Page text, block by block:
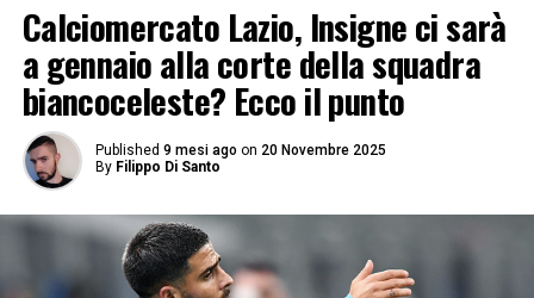
Calciomercato Lazio, Insigne ci sarà
a gennaio alla corte della squadra
biancoceleste? Ecco il punto
Published 9 mesi ago on 20 Novembre 2025
By Filippo Di Santo